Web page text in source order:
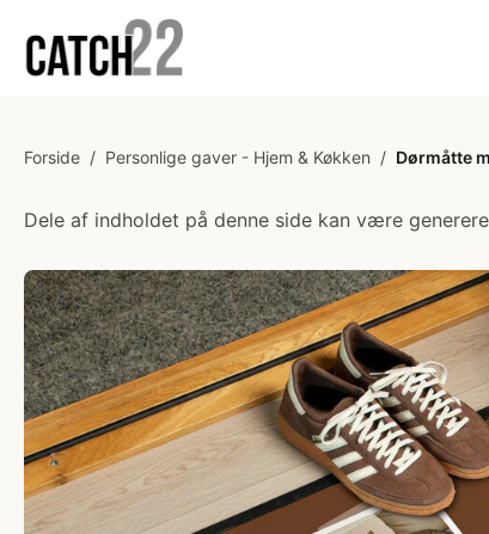
Forside / Personlige gaver - Hjem & Køkken / Dørmåtte
Dele af indholdet på denne side kan være